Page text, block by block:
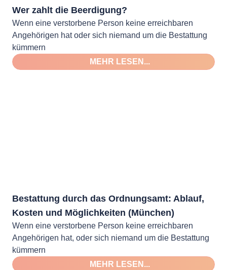
Wer zahlt die Beerdigung?
Wenn eine verstorbene Person keine erreichbaren
Angehörigen hat oder sich niemand um die Bestattung
kümmern
MEHR LESEN...
Bestattung durch das Ordnungsamt: Ablauf,
Kosten und Möglichkeiten (München)
Wenn eine verstorbene Person keine erreichbaren
Angehörigen hat, oder sich niemand um die Bestattung
kümmern
MEHR LESEN...